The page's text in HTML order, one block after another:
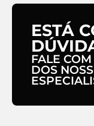
ESTÁ
FALE
DOS